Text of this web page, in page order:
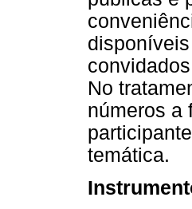
No
números a
temática.